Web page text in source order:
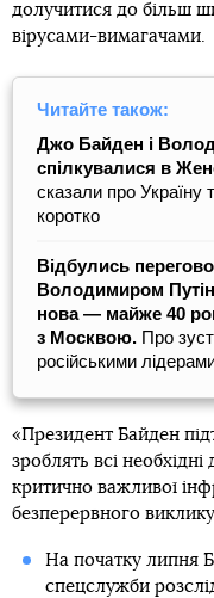
долучитися до більш
вірусами-вимагачами.
Читайте також:
Джо Байден і
спілкувалися в
сказали про Україну
коротко
Відбулись
Володимиром
нова — майже 40
з Москвою. Про
російськими
«Президент Байден
зроблять всі необхідні
критично важливої
безперервного
На початку липня
спецслужби